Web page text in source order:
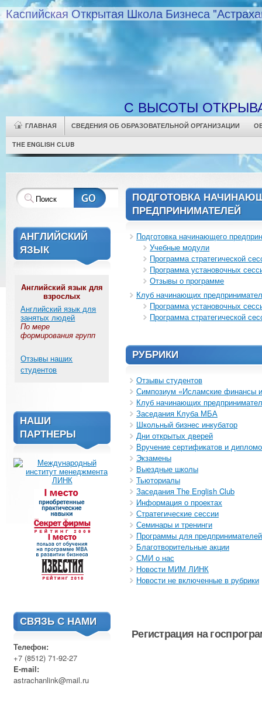
Каспийская Открытая Школа Бизнеса
С ВЫСОТЫ
ГЛАВНАЯ СВЕДЕНИЯ ОБ ОБРАЗОВАТЕЛЬНОЙ ОРГАНИЗАЦИИ
THE ENGLISH CLUB
АНГЛИЙСКИЙ
ЯЗЫК
Английский язык для
взрослых
Английский язык для
занятых людей
По мере
формирования групп
Отзывы наших
студентов
НАШИ
ПАРТНЕРЫ
СВЯЗЬ С НАМИ
Телефон:
+7 (8512) 71-92-27
E-mail:
astrachanlink@mail.ru
ПОДГОТОВКА
ПРЕДПРИНИМАТЕЛЕЙ
Подготовка начинающего
Учебные модули
Программа стратегической
Программа установочных
Отзывы о программе
Клуб начинающих
Программа установочных
Программа стратегической
РУБРИКИ
Отзывы студентов
Симпозиум «Исламские финансы
Клуб начинающих
Заседания Клуба МБА
Школьный бизнес инкубатор
Дни открытых дверей
Вручение сертификатов и
Экзамены
Выездные школы
Тьюториалы
Заседания The English Club
Информация о проектах
Стратегические сессии
Семинары и тренинги
Программы для предпринимателей
Благотворительные акции
СМИ о нас
Новости МИМ ЛИНК
Новости не включенные в рубрики
Регистрация на